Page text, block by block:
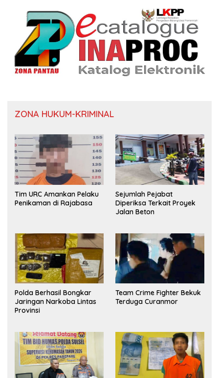
ZONA HUKUM-KRIMINAL
Tim URC Amankan Pelaku
Penikaman di Rajabasa
Sejumlah Pejabat
Diperiksa Terkait Proyek
Jalan Beton
Polda Berhasil Bongkar
Jaringan Narkoba Lintas
Provinsi
Team Crime Fighter Bekuk
Terduga Curanmor